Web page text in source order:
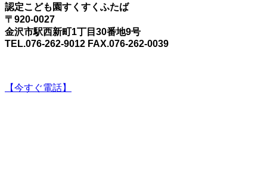
認定こども園すくすくふたば
〒920-0027
金沢市駅西新町1丁目30番地9号
TEL.076-262-9012 FAX.076-262-0039
【今すぐ電話】